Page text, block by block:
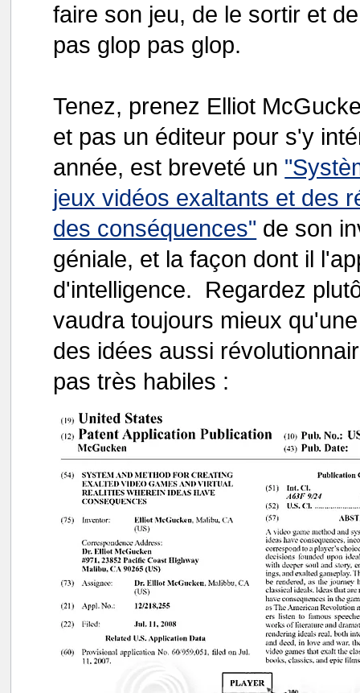
faire son jeu, de le sortir et
pas glop pas glop.
Tenez, prenez Elliot
et pas un éditeur pour s'y
année, est breveté un
jeux vidéos exaltants et des
des conséquences" de son
géniale, et la façon dont il
d'intelligence. Regardez
vaudra toujours mieux
des idées aussi
pas très habiles :